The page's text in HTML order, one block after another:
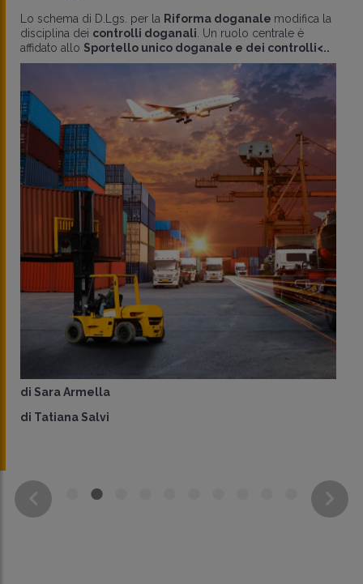
Lo schema di D.Lgs. per la Riforma doganale modifica la
disciplina dei controlli doganali. Un ruolo centrale è
affidato allo Sportello unico doganale e dei controlli<..
di Sara Armella
di Tatiana Salvi